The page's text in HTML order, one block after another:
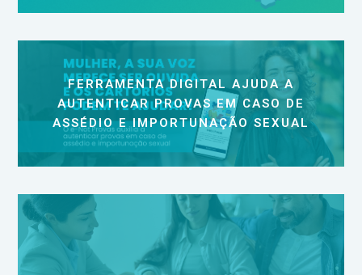
FERRAMENTA DIGITAL AJUDA A
AUTENTICAR PROVAS EM CASO DE
ASSÉDIO E IMPORTUNAÇÃO SEXUAL